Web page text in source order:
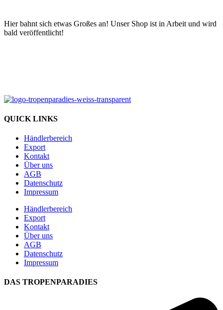
Hier bahnt sich etwas Großes an! Unser Shop ist in Arbeit und wird
bald veröffentlicht!
QUICK LINKS
Händlerbereich
Export
Kontakt
Über uns
AGB
Datenschutz
Impressum
Händlerbereich
Export
Kontakt
Über uns
AGB
Datenschutz
Impressum
DAS TROPENPARADIES